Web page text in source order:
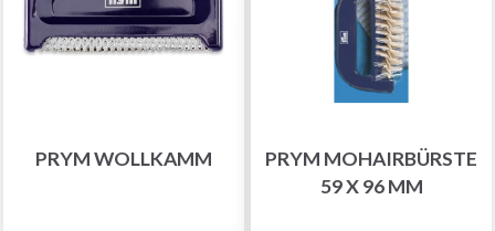
PRYM WOLLKAMM
PRYM MOHAIRBÜRSTE
59 X 96 MM